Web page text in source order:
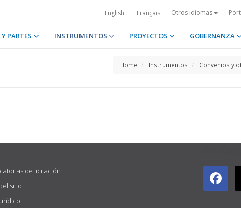
English Français Otros idiomas
PARTES INSTRUMENTOS PROYECTOS GOBERNANZA
Home Instrumentos Convenios y
de licitación
sitio